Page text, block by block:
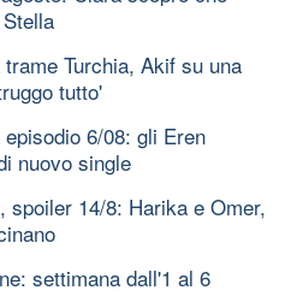
Turchia, Akif su una
tutto'
6/08: gli Eren
nuovo single
spoiler 14/8: Harika e Omer,
settimana dall'1 al 6